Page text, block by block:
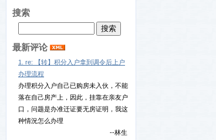
搜索
最新评论
1. re: 【转】积分入户拿到调令后上户
办理流程
办理积分入户自己已购房未入伙，不能
落在自己房产上，因此，挂靠在亲友户
口，问题是办准迁证要无房证明，我这
种情況怎么办理
--林生